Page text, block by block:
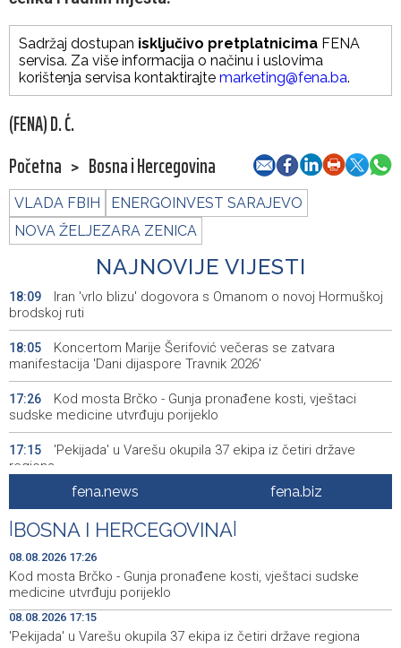
Sadržaj dostupan isključivo pretplatnicima FENA
servisa. Za više informacija o načinu i uslovima
korištenja servisa kontaktirajte marketing@fena.ba.
(FENA) D. Ć.
Početna > Bosna i Hercegovina
VLADA FBIH
ENERGOINVEST SARAJEVO
NOVA ŽELJEZARA ZENICA
NAJNOVIJE VIJESTI
18:09
Iran 'vrlo blizu' dogovora s Omanom o novoj Hormuškoj
brodskoj ruti
18:05
Koncertom Marije Šerifović večeras se zatvara
manifestacija 'Dani dijaspore Travnik 2026'
17:26
Kod mosta Brčko - Gunja pronađene kosti, vještaci
sudske medicine utvrđuju porijeklo
17:15
'Pekijada' u Varešu okupila 37 ekipa iz četiri države
regiona
U rijeci Krivaji kod Zavidovića utopio se muškarac
16:08 Otvorena džamija u Milatkovićima kod Čajniča
15:55
Zmajice se okupile u Mostaru: Reprezentacija BiH kreće
po novu mediteransku priču
15:55
SFF - Specijalna predfestivalska projekcija restauriranog
filma 'Žena s krajolikom' Ivice Matića
fena.news fena.biz
BOSNA I HERCEGOVINA
08.08.2026 17:26
Kod mosta Brčko - Gunja pronađene kosti, vještaci sudske
medicine utvrđuju porijeklo
08.08.2026 17:15
'Pekijada' u Varešu okupila 37 ekipa iz četiri države regiona